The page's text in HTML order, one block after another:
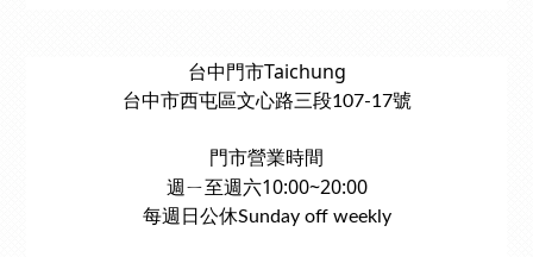
台中門市Taichung
台中市西屯區文心路三段107-17號
門市營業時間
週ㄧ至週六10:00~20:00
每週日公休Sunday off weekly